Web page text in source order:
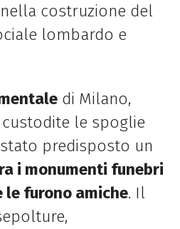
costruzione del
lombardo e
di Milano,
le spoglie
predisposto un
i monumenti funebri
le furono amiche. Il